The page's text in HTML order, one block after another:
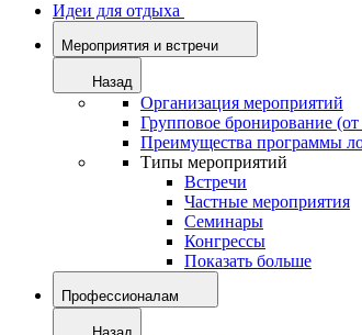
Идеи для отдыха
Мероприятия и встречи
Назад
Организация мероприятий
Групповое бронирование
Преимущества программы
Типы мероприятий
Встречи
Частные мероприятия
Семинары
Конгрессы
Показать больше
Профессионалам